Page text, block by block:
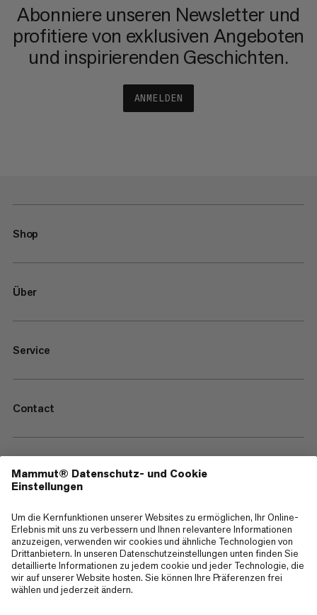
Abonniere unseren Newsletter und
profitiere von exklusiven Angeboten
und inspirierenden Geschichten.
ANMELDEN
Shop
Über
Service
Contact
—
Sitemap
Cookies